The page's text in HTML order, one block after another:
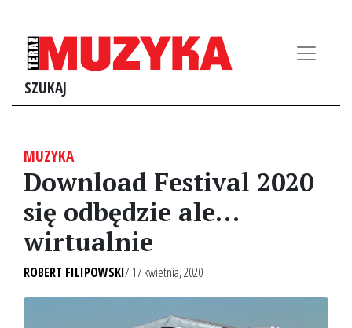
SZUKAJ
MUZYKA
Download Festival 2020
się odbędzie ale…
wirtualnie
ROBERT FILIPOWSKI/ 17 kwietnia, 2020